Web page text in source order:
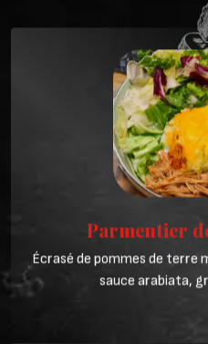
Parmentier
Écrasé de pommes de terre
sauce arabiata,